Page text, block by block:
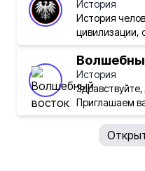
История
История
цивилизации,
История
Приглашаем